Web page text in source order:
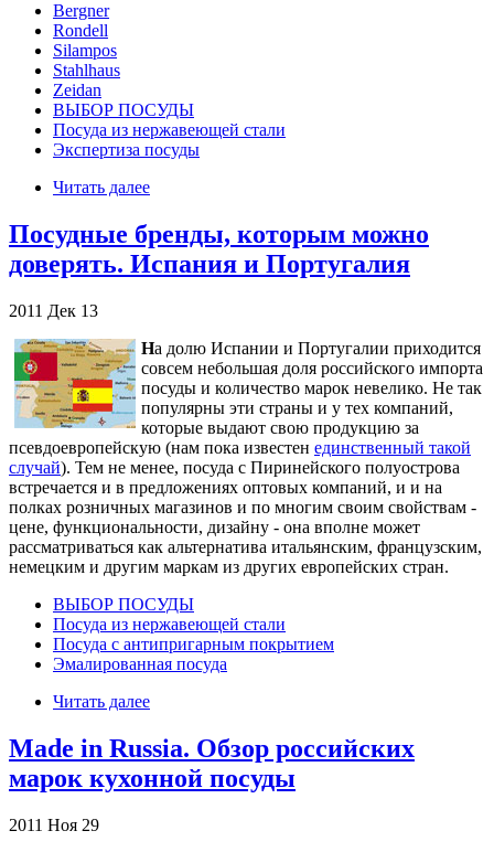
Bergner
Rondell
Silampos
Stahlhaus
Zeidan
ВЫБОР ПОСУДЫ
Посуда из нержавеющей стали
Экспертиза посуды
Читать далее
Посудные бренды, которым можно
доверять. Испания и Португалия
2011 Дек 13
На долю Испании и Португалии приходится
совсем небольшая доля российского импорта
посуды и количество марок невелико. Не так
популярны эти страны и у тех компаний,
которые выдают свою продукцию за
псевдоевропейскую (нам пока известен единственный такой
случай). Тем не менее, посуда с Пиринейского полуострова
встречается и в предложениях оптовых компаний, и и на
полках розничных магазинов и по многим своим свойствам -
цене, функциональности, дизайну - она вполне может
рассматриваться как альтернатива итальянским, французским,
немецким и другим маркам из других европейских стран.
ВЫБОР ПОСУДЫ
Посуда из нержавеющей стали
Посуда с антипригарным покрытием
Эмалированная посуда
Читать далее
Made in Russia. Обзор российских
марок кухонной посуды
2011 Ноя 29